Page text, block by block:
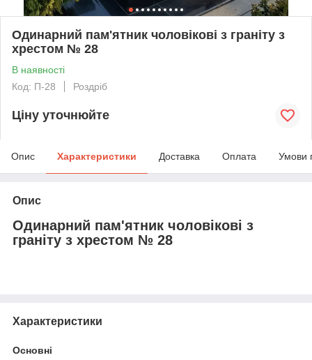
Одинарний пам'ятник чоловікові з граніту з
хрестом № 28
В наявності
Код: П-28
Роздріб
Ціну уточнюйте
Опис Характеристики Доставка Оплата Умови
Опис
Одинарний пам'ятник чоловікові з
граніту з хрестом № 28
Характеристики
Основні